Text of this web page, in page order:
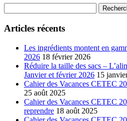
Articles récents
Les ingrédients montent en
2026 18 février 2026
Réduire la taille des sacs –
Janvier et février 2026 15
Cahier des Vacances CETEC
25 août 2025
Cahier des Vacances CETEC
reprendre 18 août 2025